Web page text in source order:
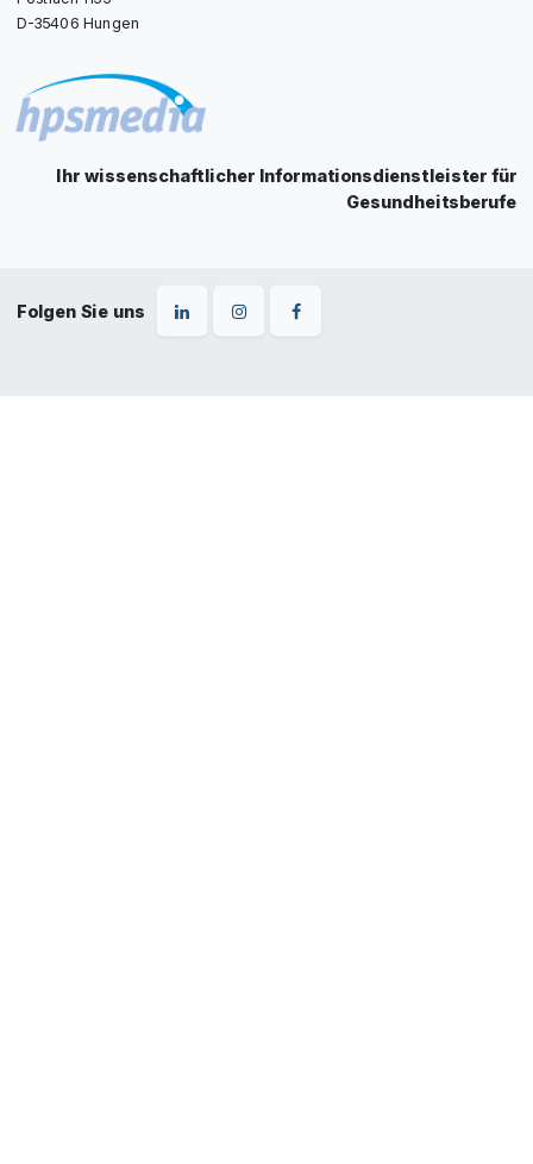
D-35406 Hungen
Ihr wissenschaftlicher Informationsdienstleister für
Gesundheitsberufe
Folgen Sie uns